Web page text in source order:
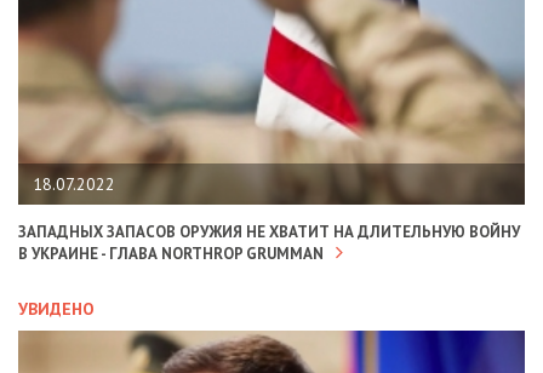
18.07.2022
ЗАПАДНЫХ ЗАПАСОВ ОРУЖИЯ НЕ ХВАТИТ НА ДЛИТЕЛЬНУЮ ВОЙНУ
В УКРАИНЕ - ГЛАВА NORTHROP GRUMMAN
УВИДЕНО